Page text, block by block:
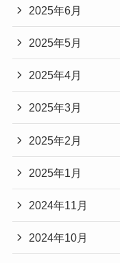
2025年6月
2025年5月
2025年4月
2025年3月
2025年2月
2025年1月
2024年11月
2024年10月